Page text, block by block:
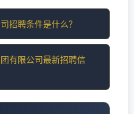
招聘条件是什么？
有限公司最新招聘信